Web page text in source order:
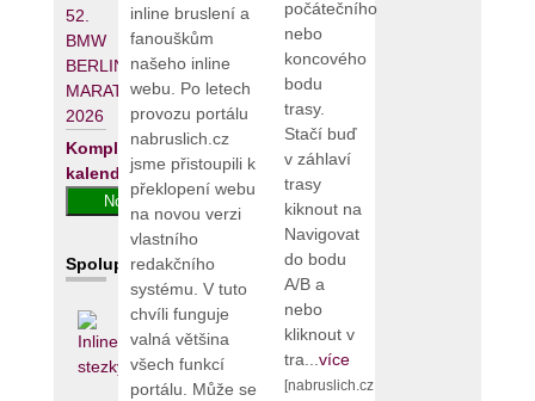
52.
BMW
BERLIN-
MARATHON
2026
Kompletní
kalendář
Spolupracujeme
inline bruslení a
fanouškům
našeho inline
webu. Po letech
provozu portálu
nabruslich.cz
jsme přistoupili k
překlopení webu
na novou verzi
vlastního
redakčního
systému. V tuto
chvíli funguje
valná většina
všech funkcí
portálu. Může se
počátečního
nebo
koncového
bodu
trasy.
Stačí buď
v záhlaví
trasy
kiknout na
Navigovat
do bodu
A/B a
nebo
kliknout v
tra... více
[nabruslich.cz